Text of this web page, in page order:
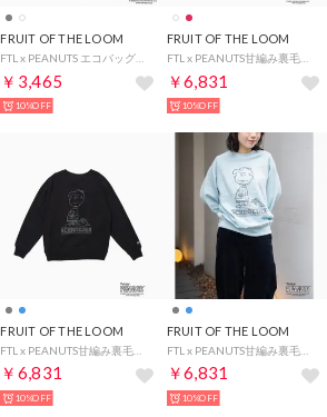
FRUIT OF THE LOOM
￥3,465
10%OFF
FRUIT OF THE LOOM
FTL x PEANUTS甘編み裏毛スウェット3/ピーナッツ スヌーピー サリー スウェット （アイボリー）
￥6,831
10%OFF
FRUIT OF THE LOOM
￥6,831
10%OFF
FRUIT OF THE LOOM
FTL x PEANUTS甘編み裏毛スウェット2 / ピーナッツ シュローダー スウェット （サックス）
￥6,831
10%OFF